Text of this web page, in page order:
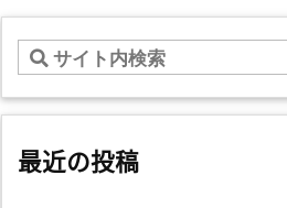
最近の投稿